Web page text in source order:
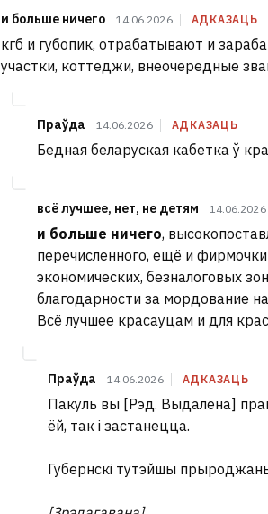
и больше ничего 14.06.2026 АДКАЗАЦЬ
кгб и губопик, отрабатывают и
участки, коттеджи, внеочередные
Праўда 14.06.2026 АДКАЗАЦЬ
Бедная беларуская кабетка ў
всё лучшее, нет, не детям 14.06.2026
и больше ничего,
перечисленного, ещё и
экономических, безналоговых
благодарности за мордование
Всё лучшее красауцам и для
Праўда 14.06.2026 АДКАЗАЦЬ
Пакуль вы [Рэд. Выдалена]
ёй, так і застанецца.
Губернскі тутэйшы